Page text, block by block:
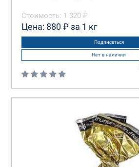
Стоимость: 1 320 ₽
Цена: 880 ₽ за 1 кг
Подписаться
Нет в наличии